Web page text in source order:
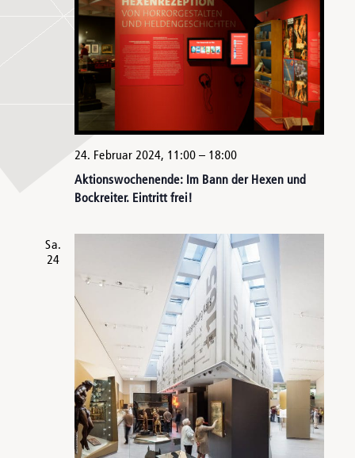
Aktionswochenende: Im Bann der Hexen und
Bockreiter. Eintritt frei!
24. Februar 2024, 11:00– 18:00
Sa.
24